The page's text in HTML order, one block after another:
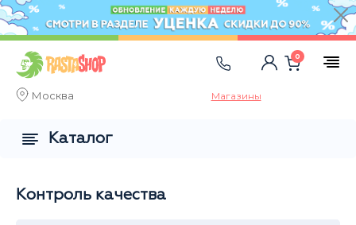
Москва Магазины
0
Контроль качества
Каталог